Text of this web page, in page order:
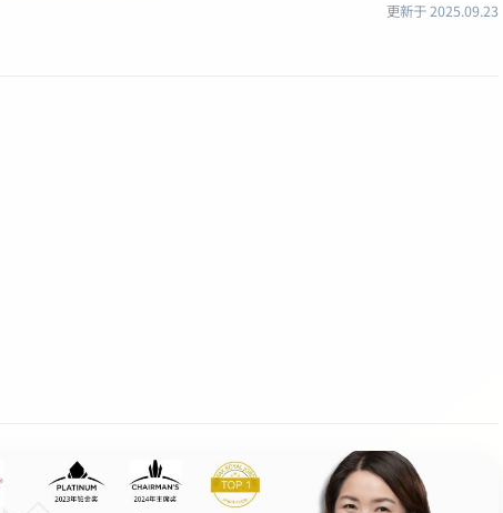
更新于 2025.09.23